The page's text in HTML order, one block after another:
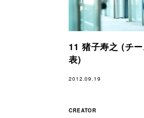
CREATOR
11 猪子寿之 (チ
表)
2012.09.19